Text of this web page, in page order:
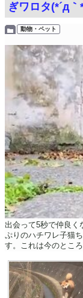
ぎワロタ(*´д｀
動物・ペット
出会って5秒で仲良く
ぷりのハチワレ子猫
す。これは今のとこ